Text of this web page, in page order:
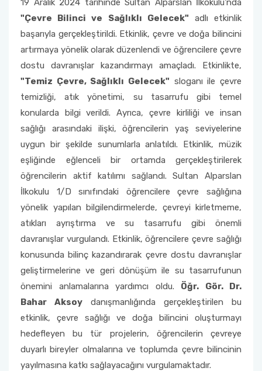
19 Aralık 2024 tarihinde Sultan Alparslan İlkokulu'nda
"Çevre Bilinci ve Sağlıklı Gelecek" adlı etkinlik
başarıyla gerçekleştirildi. Etkinlik, çevre ve doğa bilincini
artırmaya yönelik olarak düzenlendi ve öğrencilere çevre
dostu davranışlar kazandırmayı amaçladı. Etkinlikte,
"Temiz Çevre, Sağlıklı Gelecek" sloganı ile çevre
temizliği, atık yönetimi, su tasarrufu gibi temel
konularda bilgi verildi. Ayrıca, çevre kirliliği ve insan
sağlığı arasındaki ilişki, öğrencilerin yaş seviyelerine
uygun bir şekilde sunumlarla anlatıldı. Etkinlik, müzik
eşliğinde eğlenceli bir ortamda gerçekleştirilerek
öğrencilerin aktif katılımı sağlandı. Sultan Alparslan
İlkokulu 1/D sınıfındaki öğrencilere çevre sağlığına
yönelik yapılan bilgilendirmelerde, çevreyi kirletmeme,
atıkları ayrıştırma ve su tasarrufu gibi önemli
davranışlar vurgulandı. Etkinlik, öğrencilere çevre sağlığı
konusunda bilinç kazandırarak çevre dostu davranışlar
geliştirmelerine ve geri dönüşüm ile su tasarrufunun
önemini anlamalarına yardımcı oldu. Öğr. Gör. Dr.
Bahar Aksoy danışmanlığında gerçekleştirilen bu
etkinlik, çevre sağlığı ve doğa bilincini oluşturmayı
hedefleyen bu tür projelerin, öğrencilerin çevreye
duyarlı bireyler olmalarına ve toplumda çevre bilincinin
yayılmasına katkı sağlayacağını vurgulamaktadır.
Fakülte Akademik Kurul Raporları
Organizasyon Şeması
Fakülte Faaliyet Raporları
Komisyonlar
Halk Sağlığı Hemşireliği Anabilim Dalı
Çocuk Gelişimciler Günü Etkinlikleri Komisyonu
Ders Eşdeğerlik ve Yatay - Dikey Geçiş
Komisyonu
Eğitim Öğretim Koordinasyon Kurulu (EÖKK)
Fakülte Tanıtım ve Kariyer Günleri Planlama
Komisyonu
Hemşirelik Haftası Etkinlikleri Komisyonu
Öğrenci Uyum ve Geliştirme Komisyonu
Ölçme Değerlendirme Komisyonu
Program Değerlendirme Komisyonu
Sıfır Atık Yönetim Sistemi Alt Komisyonu
Sosyal Komite Komisyonu
Sosyal Medya Komisyonu
2018 Yılı Etkinlikler
Psikiyatri Hemşireliği Anabilim Dalı Formları
Halk Sağlığı Hemşireliği Anabilim Dalı Formları
Genel Intörnlük Dersi
Sınavda Uyulması Gereken Kurallar
Kariyer Planlama
‘’Sahada Çocukla Çalışmak’’ konulu seminer ve
atölye çalışması
Akran Yönderliği
Öğrenci Uyum Programı
Öğrenci Çalıştayları
Değişim Programları
Sürekli İyileştirme Plan Formu
Memnuniyet Anketleri
Kalite Yönetim Sistemi Revizyon Tablosu
Düzeltici Önleyici Faaliyetler